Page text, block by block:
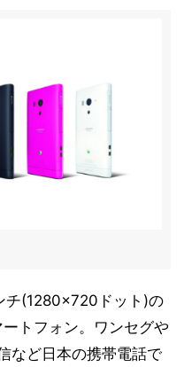
(1280×720ドット)の
トフォン。ワンセグや
など日本の携帯電話で